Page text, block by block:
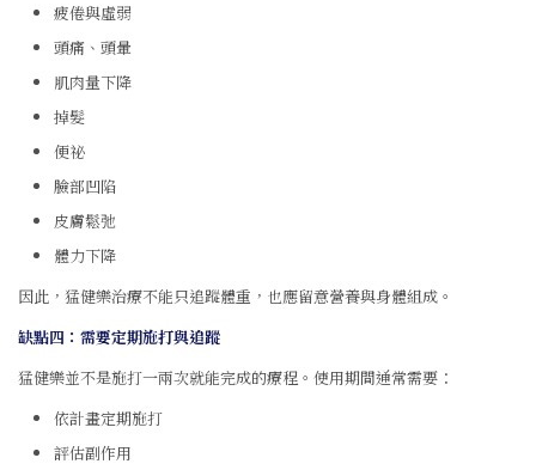
疲倦與虛弱
頭痛、頭暈
肌肉量下降
掉髮
便祕
臉部凹陷
皮膚鬆弛
體力下降
因此，猛健樂治療不能只追蹤體重，也應留意營養與身體組成。
缺點四：需要定期施打與追蹤
猛健樂並不是施打一兩次就能完成的療程。使用期間通常需要：
依計畫定期施打
評估副作用